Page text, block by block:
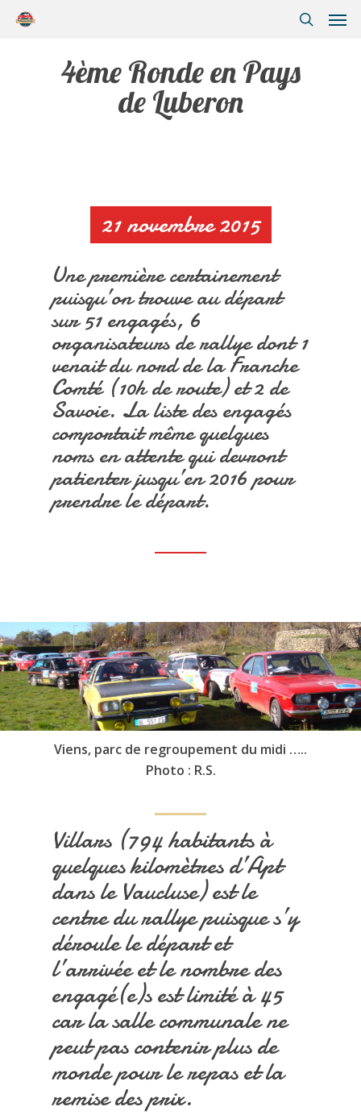
4ème Ronde en Pays
de Luberon
21 novembre 2015
Une première certainement
puisqu’on trouve au départ
sur 51 engagés, 6
organisateurs de rallye dont 1
venait du nord de la Franche
Comté (10h de route) et 2 de
Savoie. La liste des engagés
comportait même quelques
noms en attente qui devront
patienter jusqu’en 2016 pour
prendre le départ.
Viens, parc de regroupement du midi …..
Photo : R.S.
Villars (794 habitants à
quelques kilomètres d’Apt
dans le Vaucluse) est le
centre du rallye puisque s’y
déroule le départ et
l’arrivée et le nombre des
engagé(e)s est limité à 45
car la salle communale ne
peut pas contenir plus de
monde pour le repas et la
remise des prix.